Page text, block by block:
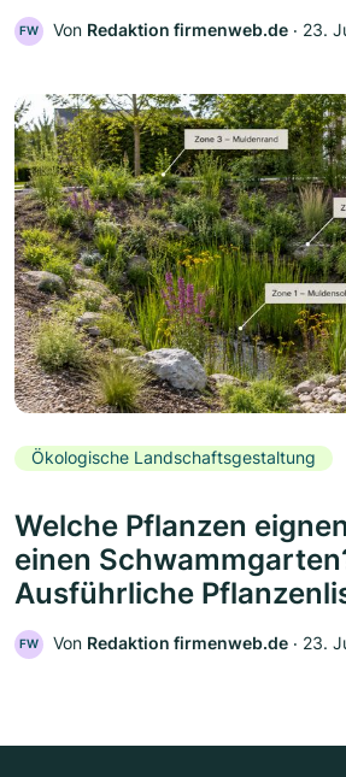
FW Von Redaktion firmenweb.de ‧ 23.
Ökologische Landschaftsgestaltung
Welche Pflanzen
einen
Ausführliche
FW Von Redaktion firmenweb.de ‧ 23.